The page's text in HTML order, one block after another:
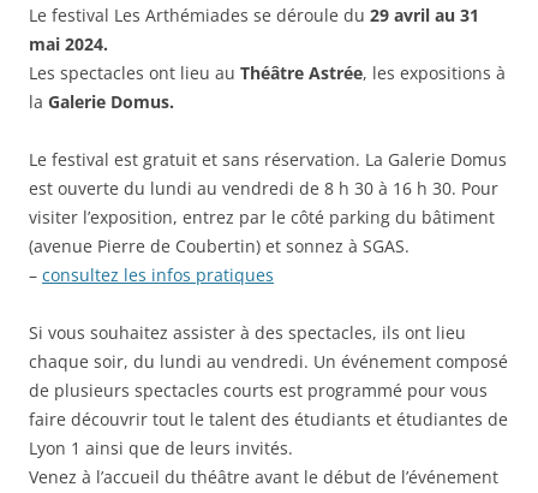
Le festival Les Arthémiades se déroule du 29 avril au 31
mai 2024.
Les spectacles ont lieu au Théâtre Astrée, les expositions à
la Galerie Domus.
Le festival est gratuit et sans réservation. La Galerie Domus
est ouverte du lundi au vendredi de 8 h 30 à 16 h 30. Pour
visiter l’exposition, entrez par le côté parking du bâtiment
(avenue Pierre de Coubertin) et sonnez à SGAS.
– consultez les infos pratiques
Si vous souhaitez assister à des spectacles, ils ont lieu
chaque soir, du lundi au vendredi. Un événement composé
de plusieurs spectacles courts est programmé pour vous
faire découvrir tout le talent des étudiants et étudiantes de
Lyon 1 ainsi que de leurs invités.
Venez à l’accueil du théâtre avant le début de l’événement